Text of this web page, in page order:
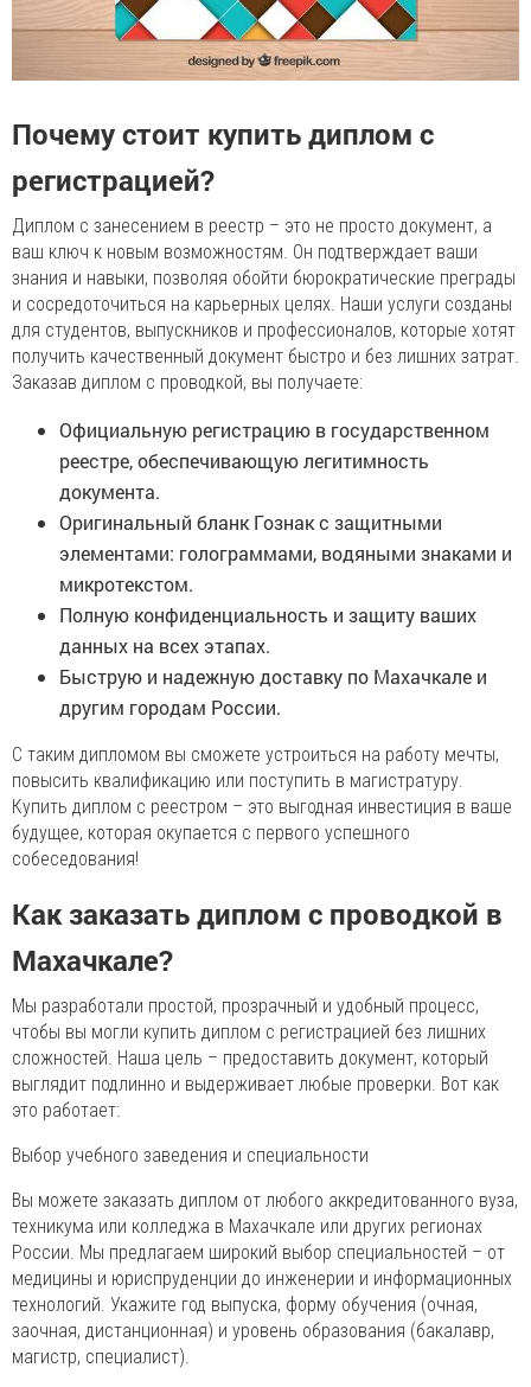
Почему стоит купить диплом с
регистрацией?
Диплом с занесением в реестр – это не просто документ, а
ваш ключ к новым возможностям. Он подтверждает ваши
знания и навыки, позволяя обойти бюрократические преграды
и сосредоточиться на карьерных целях. Наши услуги созданы
для студентов, выпускников и профессионалов, которые хотят
получить качественный документ быстро и без лишних затрат.
Заказав диплом с проводкой, вы получаете:
Официальную регистрацию в государственном
реестре, обеспечивающую легитимность
документа.
Оригинальный бланк Гознак с защитными
элементами: голограммами, водяными знаками и
микротекстом.
Полную конфиденциальность и защиту ваших
данных на всех этапах.
Быструю и надежную доставку по Махачкале и
другим городам России.
С таким дипломом вы сможете устроиться на работу мечты,
повысить квалификацию или поступить в магистратуру.
Купить диплом с реестром – это выгодная инвестиция в ваше
будущее, которая окупается с первого успешного
собеседования!
Как заказать диплом с проводкой в
Махачкале?
Мы разработали простой, прозрачный и удобный процесс,
чтобы вы могли купить диплом с регистрацией без лишних
сложностей. Наша цель – предоставить документ, который
выглядит подлинно и выдерживает любые проверки. Вот как
это работает:
Выбор учебного заведения и специальности
Вы можете заказать диплом от любого аккредитованного вуза,
техникума или колледжа в Махачкале или других регионах
России. Мы предлагаем широкий выбор специальностей – от
медицины и юриспруденции до инженерии и информационных
технологий. Укажите год выпуска, форму обучения (очная,
заочная, дистанционная) и уровень образования (бакалавр,
магистр, специалист).